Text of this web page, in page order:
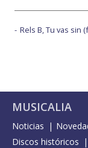
Rels B, Tu vas sin
MUSICALIA
Noticias
Discos históricos